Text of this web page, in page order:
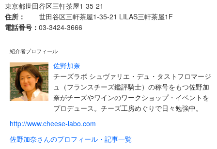
東京都世田谷区三軒茶屋1-35-21
住所：
世田谷区三軒茶屋1-35-21 LILAS三軒茶屋1F
電話番号： 03-3424-3666
紹介者プロフィール
佐野加奈
チーズラボ シュヴァリエ・デュ・タストフロマージ
ュ（フランスチーズ鑑評騎士）の称号をもつ佐野加
奈がチーズやワインのワークショップ・イベントを
プロデュース。チーズ工房めぐりで日々勉強中。
http://www.cheese-labo.com
佐野加奈さんのプロフィール・記事一覧